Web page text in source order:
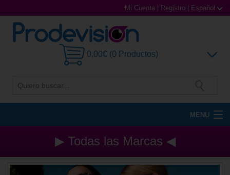
Mi Cuenta Registro Español
0,00€ (0 Productos)
MENU
Gafas de Sol
Gafas Graduadas
▶ Todas las Marcas ◀